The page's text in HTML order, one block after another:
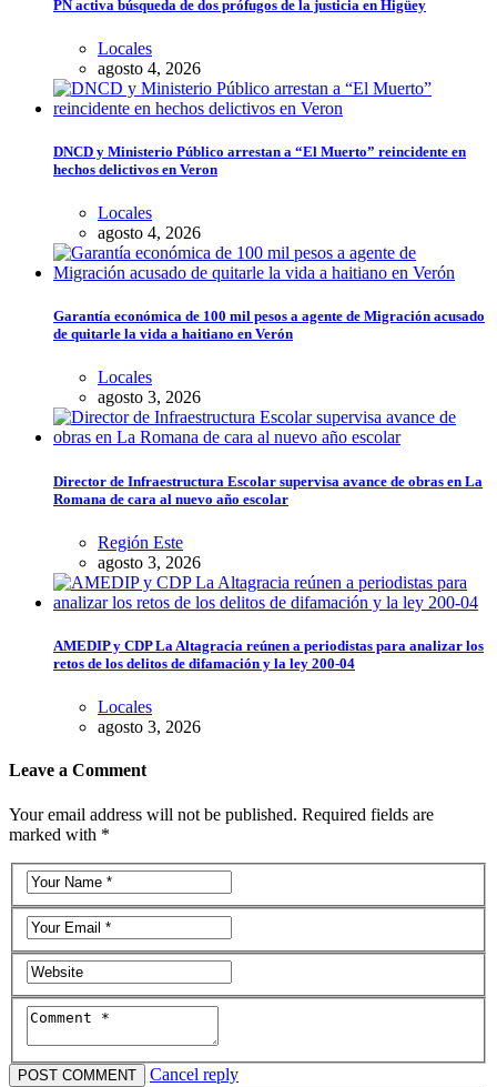
PN activa búsqueda de dos prófugos de la justicia en Higüey
Locales
agosto 4, 2026
DNCD y Ministerio Público arrestan a “El Muerto” reincidente en
hechos delictivos en Veron
Locales
agosto 4, 2026
Garantía económica de 100 mil pesos a agente de Migración acusado
de quitarle la vida a haitiano en Verón
Locales
agosto 3, 2026
Director de Infraestructura Escolar supervisa avance de obras en La
Romana de cara al nuevo año escolar
Región Este
agosto 3, 2026
AMEDIP y CDP La Altagracia reúnen a periodistas para analizar los
retos de los delitos de difamación y la ley 200-04
Locales
agosto 3, 2026
Leave a Comment
Your email address will not be published. Required fields are
marked with *
Cancel reply